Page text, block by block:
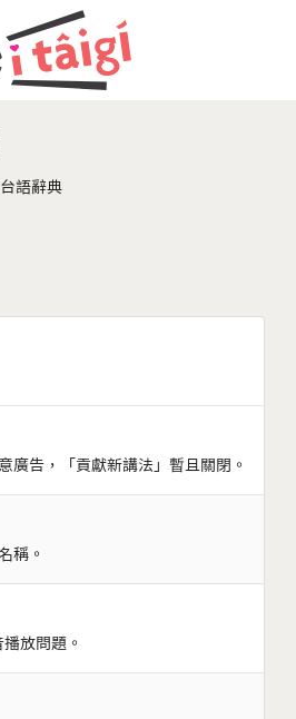
語辭典
廣告，「貢獻新講法」暫且關閉。
稱。
放問題。